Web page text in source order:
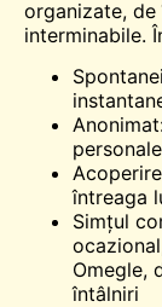
organizate,
interminabile.
personale
întreaga
Simțul
Omegle,
întâlniri